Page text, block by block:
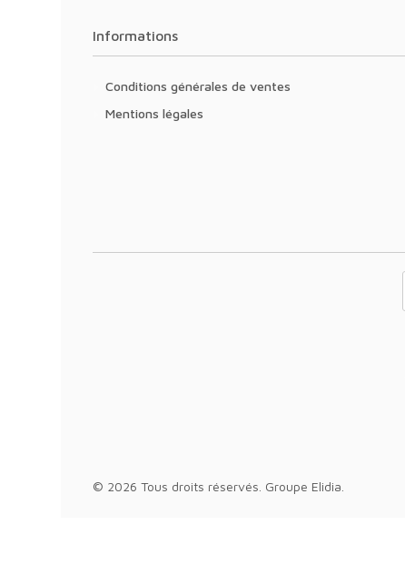
Informations
Conditions générales de ventes
Mentions légales
© 2026 Tous droits réservés. Groupe Elidia